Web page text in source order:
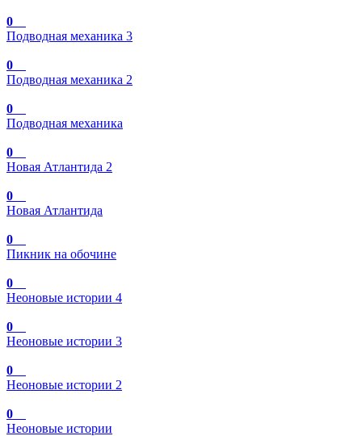
0
Подводная механика 3
0
Подводная механика 2
0
Подводная механика
0
Новая Атлантида 2
0
Новая Атлантида
0
Пикник на обочине
0
Неоновые истории 4
0
Неоновые истории 3
0
Неоновые истории 2
0
Неоновые истории